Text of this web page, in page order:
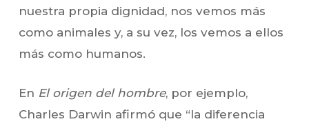
nuestra propia dignidad, nos vemos más
como animales y, a su vez, los vemos a ellos
más como humanos.
En El origen del hombre, por ejemplo,
Charles Darwin afirmó que “la diferencia